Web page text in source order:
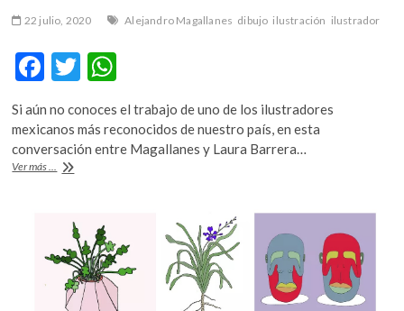
22 julio, 2020 Alejandro Magallanes dibujo ilustración ilustrador
F
e
b
o
T
itt
er
h
at
s
p
Si aún no conoces el trabajo de uno de los ilustradores
mexicanos más reconocidos de nuestro país, en esta
conversación entre Magallanes y Laura Barrera…
Ver más ... Alejandro
gusto
de
dibujar
(video)